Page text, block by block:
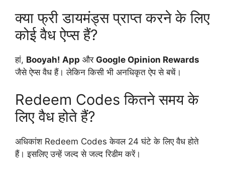
क्या फ्री डायमंड्स प्राप्त करने के लिए
कोई वैध ऐप्स हैं?
हां, Booyah! App और Google Opinion Rewards
जैसे ऐप्स वैध हैं। लेकिन किसी भी अनधिकृत ऐप से बचें।
Redeem Codes कितने समय के
लिए वैध होते हैं?
अधिकांश Redeem Codes केवल 24 घंटे के लिए वैध होते
हैं। इसलिए उन्हें जल्द से जल्द रिडीम करें।